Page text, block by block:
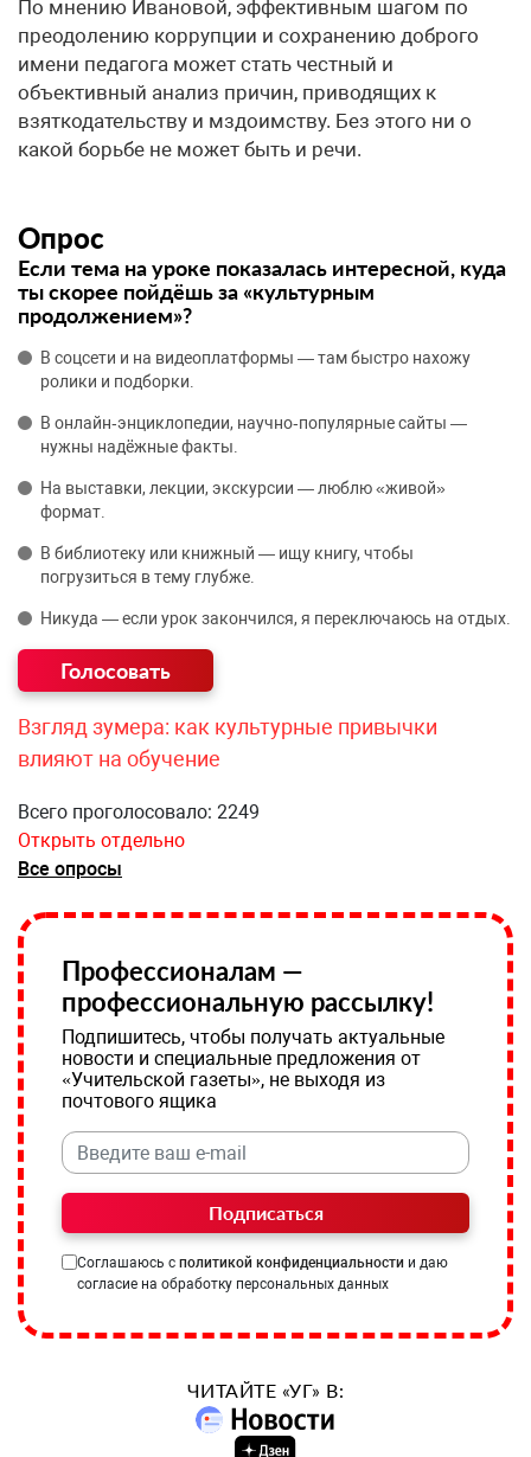
По мнению Ивановой, эффективным шагом по
преодолению коррупции и сохранению доброго
имени педагога может стать честный и
объективный анализ причин, приводящих к
взяткодательству и мздоимству. Без этого ни о
какой борьбе не может быть и речи.
Опрос
Если тема на уроке показалась интересной, куда
ты скорее пойдёшь за «культурным
продолжением»?
В соцсети и на видеоплатформы — там быстро нахожу
ролики и подборки.
В онлайн‑энциклопедии, научно‑популярные сайты —
нужны надёжные факты.
На выставки, лекции, экскурсии — люблю «живой»
формат.
В библиотеку или книжный — ищу книгу, чтобы
погрузиться в тему глубже.
Никуда — если урок закончился, я переключаюсь на отдых.
Взгляд зумера: как культурные привычки
влияют на обучение
Всего проголосовало: 2249
Открыть отдельно
Все опросы
Профессионалам —
профессиональную рассылку!
Подпишитесь, чтобы получать актуальные
новости и специальные предложения от
«Учительской газеты», не выходя из
почтового ящика
Подписаться
Соглашаюсь с политикой конфиденциальности и даю
согласие на обработку персональных данных
ЧИТАЙТЕ «УГ» В: